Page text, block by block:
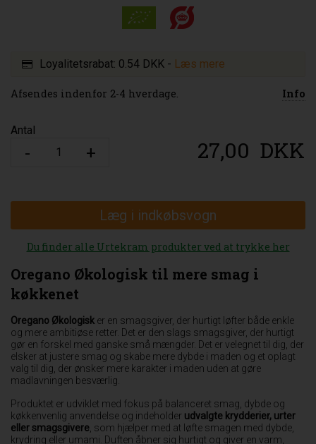
Loyalitetsrabat: 0.54 DKK - Læs mere
Afsendes indenfor 2-4 hverdage. Info
Antal
27,00 DKK
Læg i indkøbsvogn
Du finder alle Urtekram produkter ved at trykke her
Oregano Økologisk til mere smag i
køkkenet
Oregano Økologisk er en smagsgiver, der hurtigt løfter både enkle
og mere ambitiøse retter. Det er den slags smagsgiver, der hurtigt
gør en forskel med ganske små mængder. Det er velegnet til dig, der
elsker at justere smag og skabe mere dybde i maden og et oplagt
valg til dig, der ønsker mere karakter i maden uden at gøre
madlavningen besværlig.
Produktet er udviklet med fokus på balanceret smag, dybde og
køkkenvenlig anvendelse og indeholder udvalgte krydderier, urter
eller smagsgivere , som hjælper med at løfte smagen med dybde,
krydring eller umami. Duften åbner sig hurtigt og giver en varm,